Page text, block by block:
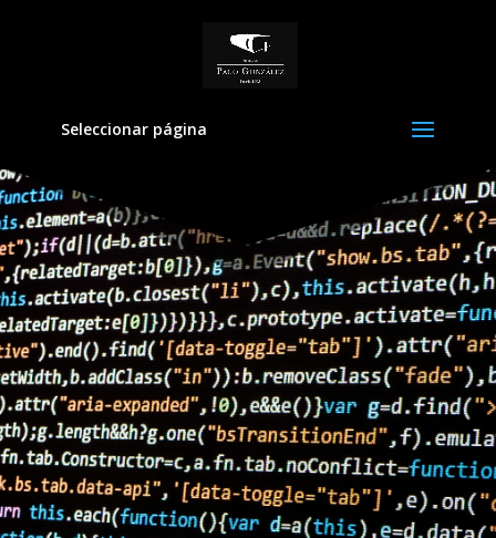
Seleccionar página